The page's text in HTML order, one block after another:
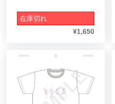
在庫切れ
¥1,650